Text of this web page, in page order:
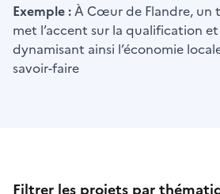
Exemple :À Cœur de Flandre, un
met l’accent sur la qualification
dynamisant ainsi l’économie
savoir-faire
Filtrer les projets par